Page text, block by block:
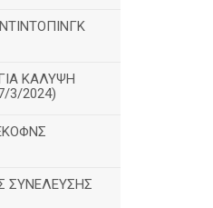
ΚΑΛΥΨΗ
3/2024)
ΣΥΝΕΛΕΥΣΗΣ